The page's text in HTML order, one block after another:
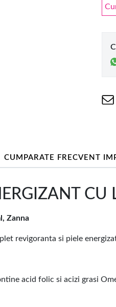
CUMPARATE FRECVENT
Zanna
revigoranta si piele
acid folic si acizi grasi